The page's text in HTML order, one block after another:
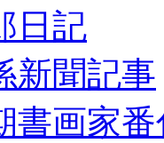
日記
新聞記事
書画家